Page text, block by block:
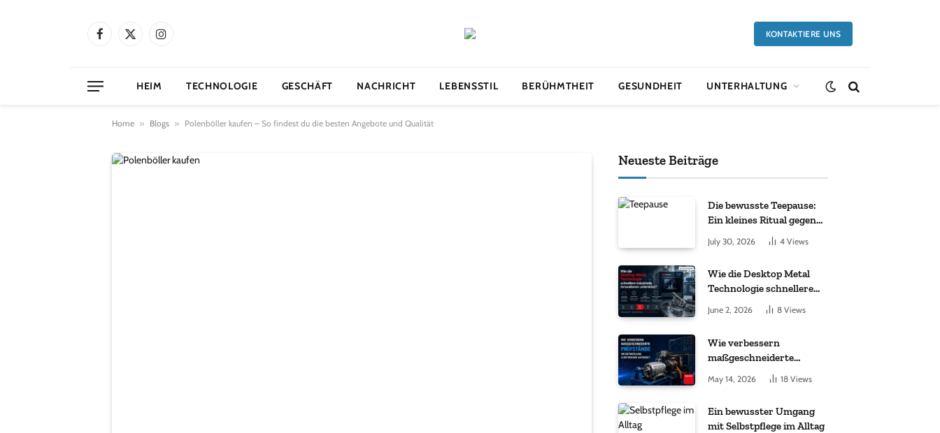
Facebook
X
Instagram KONTAKTIERE UNS
HEIM TECHNOLOGIE GESCHÄFT NACHRICHT LEBENSSTIL BERÜHMTHEIT GESUNDHEIT UNTERHALTUNG
Home » Blogs » Polenböller kaufen – So findest du die besten Angebote und Qualität
Neueste Beiträge
Die bewusste Teepause:
Ein kleines Ritual gegen
den Alltagsstress
July 30, 2026 4 Views
Wie die Desktop Metal
Technologie schnellere
industrielle Innovationen
unterstützt?
June 2, 2026 8 Views
Wie verbessern
maßgeschneiderte
Prüfstände die
Entwicklung elektrischer
May 14, 2026 18 Views
Ein bewusster Umgang
mit Selbstpflege im Alltag